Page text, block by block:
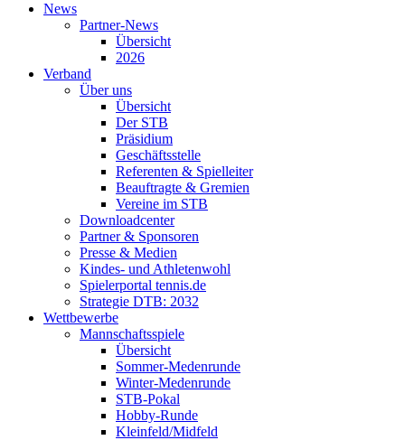
News
Partner-News
Übersicht
2026
Verband
Über uns
Übersicht
Der STB
Präsidium
Geschäftsstelle
Referenten & Spielleiter
Beauftragte & Gremien
Vereine im STB
Downloadcenter
Partner & Sponsoren
Presse & Medien
Kindes- und Athletenwohl
Spielerportal tennis.de
Strategie DTB: 2032
Wettbewerbe
Mannschaftsspiele
Übersicht
Sommer-Medenrunde
Winter-Medenrunde
STB-Pokal
Hobby-Runde
Kleinfeld/Midfeld